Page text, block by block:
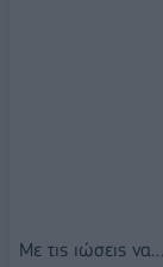
Με τις ιώσεις